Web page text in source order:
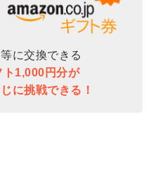
に交換できる
ト1,000円分が
に挑戦できる！